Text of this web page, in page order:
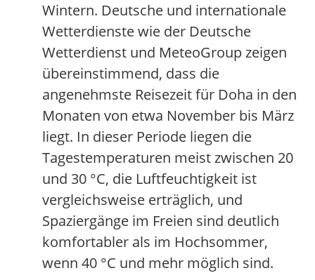
Wintern. Deutsche und internationale
Wetterdienste wie der Deutsche
Wetterdienst und MeteoGroup zeigen
übereinstimmend, dass die
angenehmste Reisezeit für Doha in den
Monaten von etwa November bis März
liegt. In dieser Periode liegen die
Tagestemperaturen meist zwischen 20
und 30 °C, die Luftfeuchtigkeit ist
vergleichsweise erträglich, und
Spaziergänge im Freien sind deutlich
komfortabler als im Hochsommer,
wenn 40 °C und mehr möglich sind.